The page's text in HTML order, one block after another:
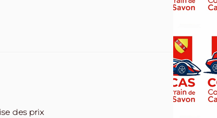
des prix